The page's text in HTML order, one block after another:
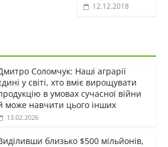
12.12.2018
Соломчук: Наші аграрії
у світі, хто вміє вирощувати
в умовах сучасної війни
може навчити цього інших
13.02.2026
близько $500 мільйонів,